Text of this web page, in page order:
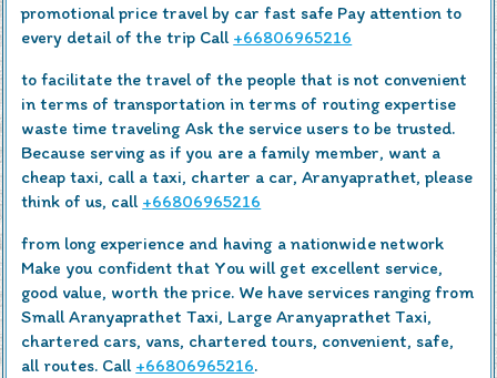
promotional price travel by car fast safe Pay attention to
every detail of the trip Call +66806965216
to facilitate the travel of the people that is not convenient
in terms of transportation in terms of routing expertise
waste time traveling Ask the service users to be trusted.
Because serving as if you are a family member, want a
cheap taxi, call a taxi, charter a car, Aranyaprathet, please
think of us, call +66806965216
from long experience and having a nationwide network
Make you confident that You will get excellent service,
good value, worth the price. We have services ranging from
Small Aranyaprathet Taxi, Large Aranyaprathet Taxi,
chartered cars, vans, chartered tours, convenient, safe,
all routes. Call +66806965216.